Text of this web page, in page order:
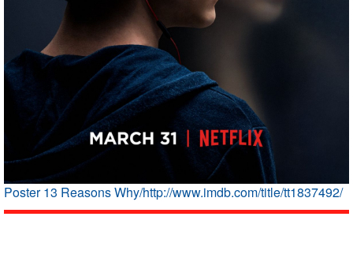
Poster 13 Reasons Why/http://www.imdb.com/title/tt1837492/